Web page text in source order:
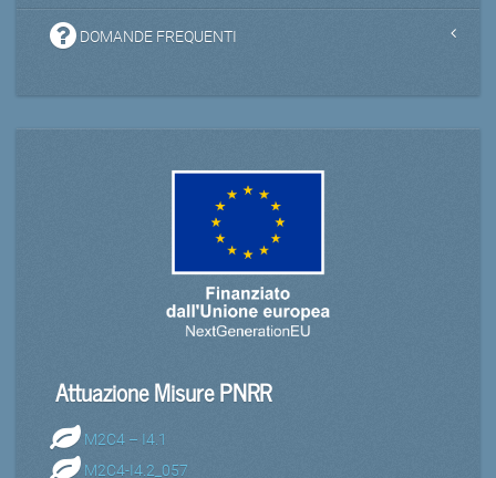
DOMANDE FREQUENTI
Attuazione Misure PNRR
M2C4 – I4.1
M2C4-I4.2_057